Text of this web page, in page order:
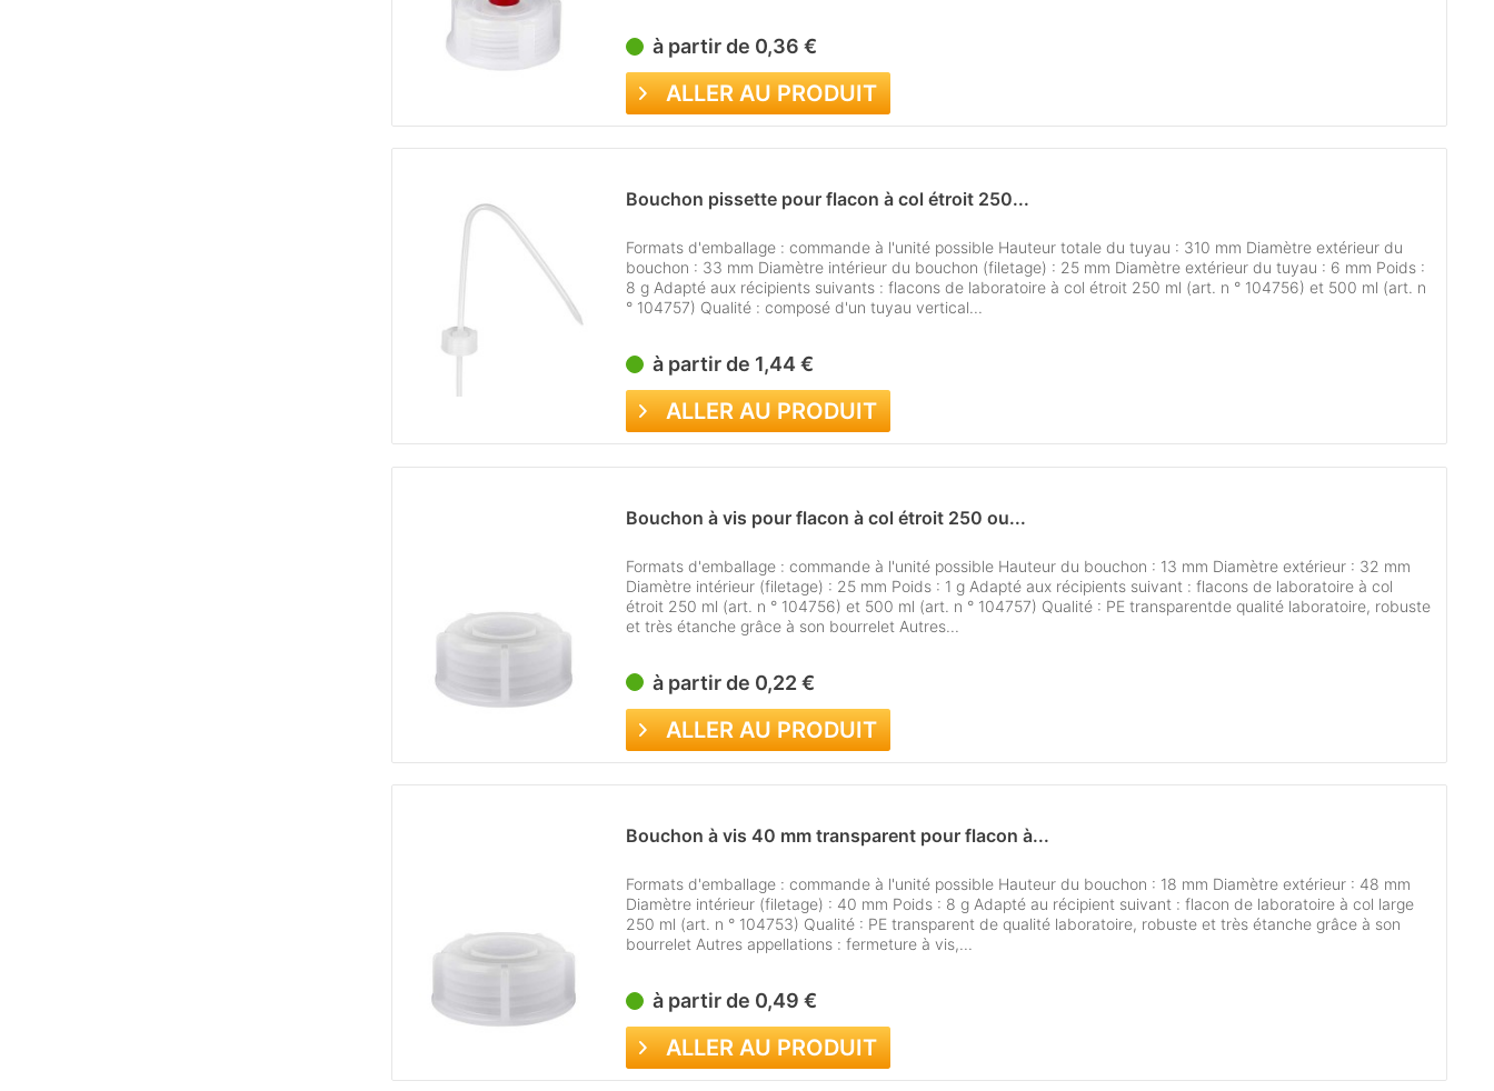
à partir de 0,36 €
ALLER AU PRODUIT
Bouchon pissette pour flacon à col étroit 250...
Formats d'emballage : commande à l'unité possible Hauteur totale du tuyau : 310 mm Diamètre extérieur du
bouchon : 33 mm Diamètre intérieur du bouchon (filetage) : 25 mm Diamètre extérieur du tuyau : 6 mm Poids :
8 g Adapté aux récipients suivants : flacons de laboratoire à col étroit 250 ml (art. n ° 104756) et 500 ml (art. n
° 104757) Qualité : composé d'un tuyau vertical...
à partir de 1,44 €
ALLER AU PRODUIT
Bouchon à vis pour flacon à col étroit 250 ou...
Formats d'emballage : commande à l'unité possible Hauteur du bouchon : 13 mm Diamètre extérieur : 32 mm
Diamètre intérieur (filetage) : 25 mm Poids : 1 g Adapté aux récipients suivant : flacons de laboratoire à col
étroit 250 ml (art. n ° 104756) et 500 ml (art. n ° 104757) Qualité : PE transparentde qualité laboratoire, robuste
et très étanche grâce à son bourrelet Autres...
à partir de 0,22 €
ALLER AU PRODUIT
Bouchon à vis 40 mm transparent pour flacon à...
Formats d'emballage : commande à l'unité possible Hauteur du bouchon : 18 mm Diamètre extérieur : 48 mm
Diamètre intérieur (filetage) : 40 mm Poids : 8 g Adapté au récipient suivant : flacon de laboratoire à col large
250 ml (art. n ° 104753) Qualité : PE transparent de qualité laboratoire, robuste et très étanche grâce à son
bourrelet Autres appellations : fermeture à vis,...
à partir de 0,49 €
ALLER AU PRODUIT